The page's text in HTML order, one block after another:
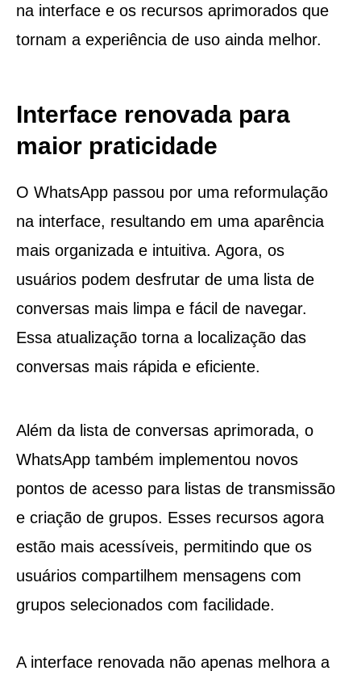
na interface e os recursos aprimorados que
tornam a experiência de uso ainda melhor.
Interface renovada para
maior praticidade
O WhatsApp passou por uma reformulação
na interface, resultando em uma aparência
mais organizada e intuitiva. Agora, os
usuários podem desfrutar de uma lista de
conversas mais limpa e fácil de navegar.
Essa atualização torna a localização das
conversas mais rápida e eficiente.
Além da lista de conversas aprimorada, o
WhatsApp também implementou novos
pontos de acesso para listas de transmissão
e criação de grupos. Esses recursos agora
estão mais acessíveis, permitindo que os
usuários compartilhem mensagens com
grupos selecionados com facilidade.
A interface renovada não apenas melhora a